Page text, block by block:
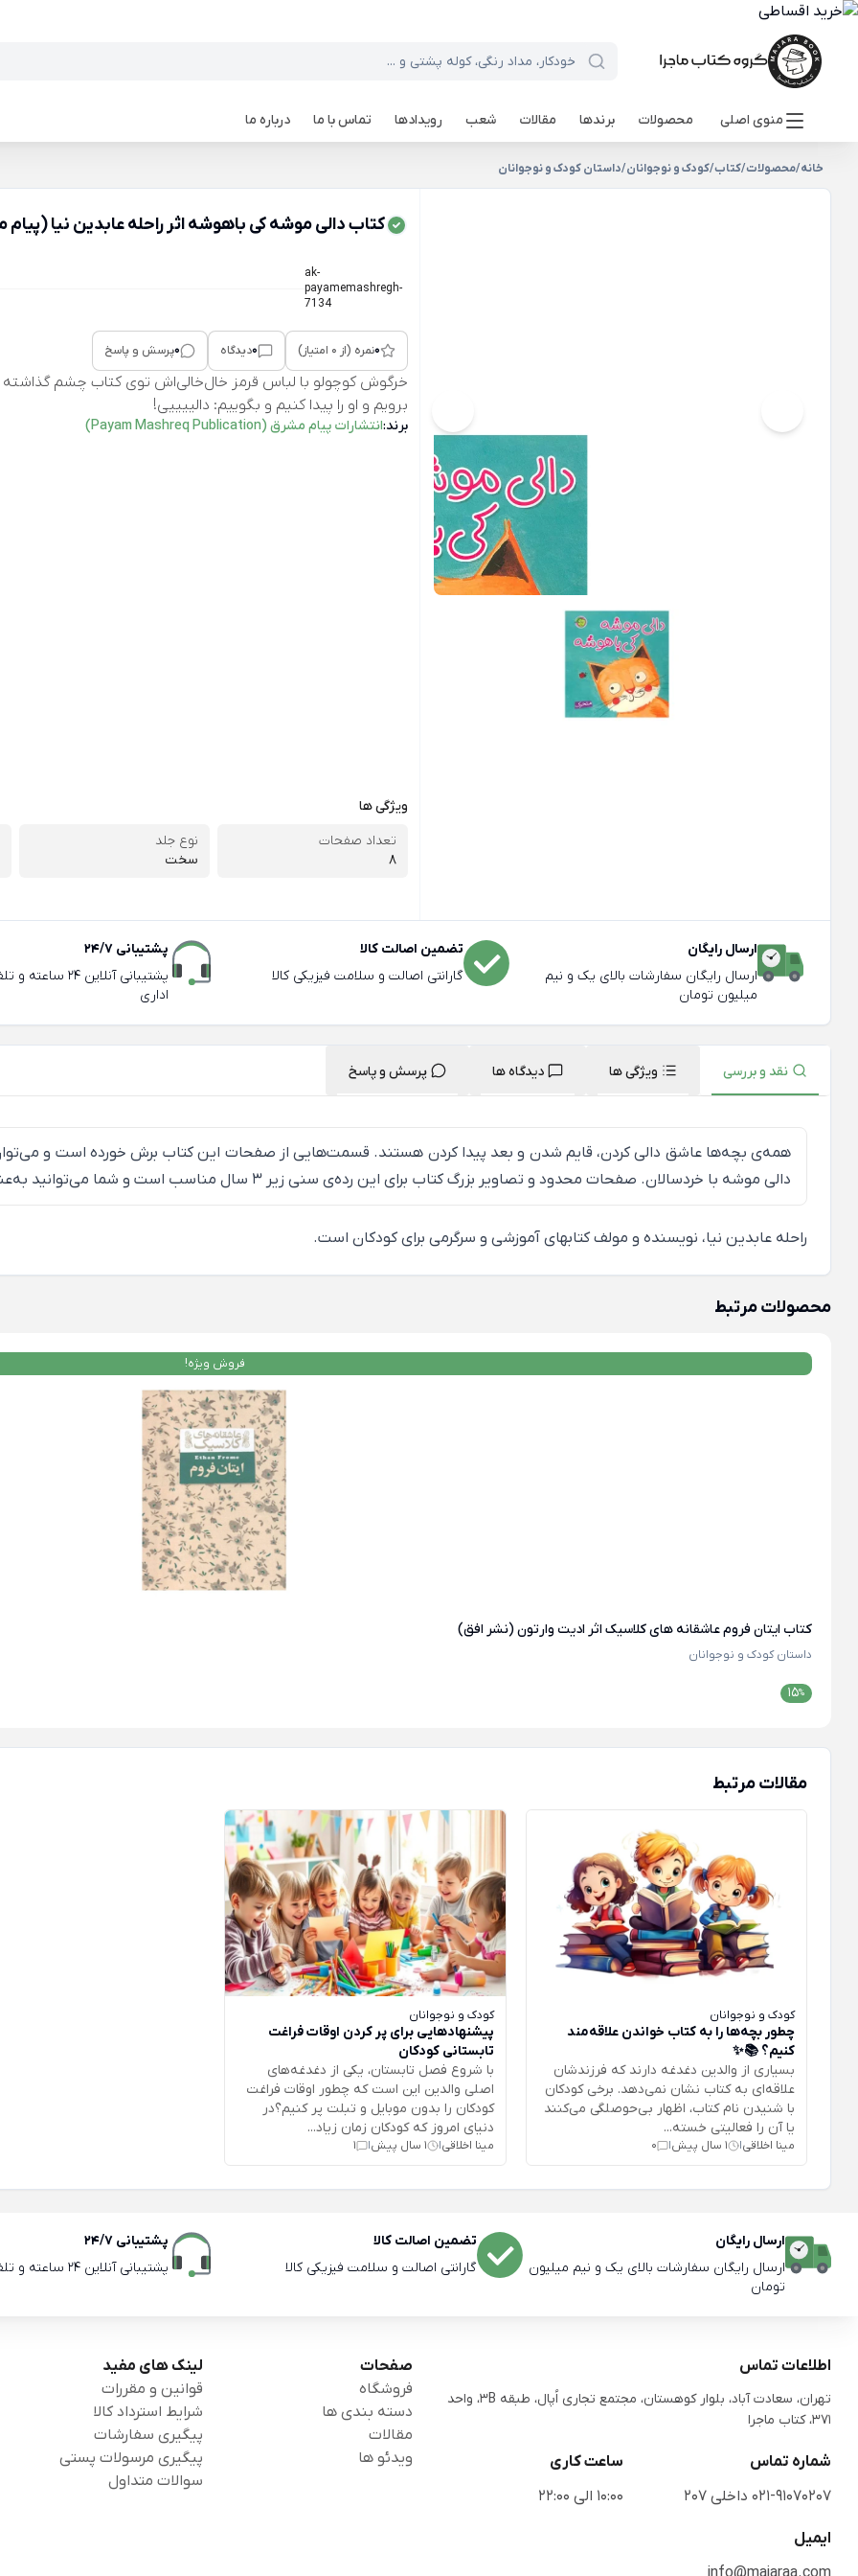
منوی اصلی محصولات برندها مقالات شعب رویدادها تماس با ما درباره ما
خانه/محصولات/کتاب/کودک و نوجوانان/داستان کودک و نوجوانان
کتاب دالی موشه کی باهوشه اثر راحله عابدین نیا
ak-
payamemashregh-
7134
0نمره (از 0 امتیاز) 0دیدگاه 0پرسش و پاسخ
خرگوش کوچولو با لباس قرمز خال‌خالی‌اش توی کتاب چشم گذاشته
برویم و او را پیدا کنیم و بگوییم: دالییییی!
برند:انتشارات پیام مشرق (Payam Mashreq Publication)
ویژگی ها
تعداد صفحات
8
نوع جلد
سخت
ارسال رایگان
ارسال رایگان سفارشات بالای یک و نیم
میلیون تومان
تضمین اصالت کالا
گارانتی اصالت و سلامت فیزیکی کالا
پشتیبانی 24/7
پشتیبانی آنلاین
اداری
نقد و بررسی ویژگی ها دیدگاه ها پرسش و پاسخ
همه‌ی بچه‌ها عاشق دالی کردن، قایم شدن و بعد پیدا کردن هستند. قسمت‌هایی از صفحات این کتاب برش خورده است و می‌توان
دالی موشه با خردسالان. صفحات محدود و تصاویر بزرگ کتاب برای این رده‌ی سنی زیر ۳ سال مناسب است و شما می‌توانید به‌عنوان ابزاری برای سرگرمی از این کتاب بهره ببرید.
راحله عابدین نیا، نویسنده و مولف کتابهای آموزشی و سرگرمی برای کودکان است.
محصولات مرتبط
فروش ویژه!
کتاب ایتان فروم عاشقانه های کلاسیک اثر ادیت وارتون (نشر افق)
داستان کودک و نوجوانان
%
15
مقالات مرتبط
کودک و نوجوانان
چطور بچه‌ها را به کتاب خواندن علاقه‌مند
کنیم؟ 📚✨
بسیاری از والدین دغدغه دارند که فرزندشان
علاقه‌ای به کتاب نشان نمی‌دهد. برخی کودکان
با شنیدن نام کتاب، اظهار بی‌حوصلگی می‌کنند
یا آن را فعالیتی خسته‌...
مینا اخلاقی| 1 سال پیش |
0
کودک و نوجوانان
پیشنهادهایی برای پر کردن اوقات فراغت
تابستانی کودکان
با شروع فصل تابستان، یکی از دغدغه‌های
اصلی والدین این است که چطور اوقات فراغت
کودکان را بدون موبایل و تبلت پر کنیم؟در
دنیای امروز که کودکان زمان زیاد...
مینا اخلاقی| 1 سال پیش |
1
ارسال رایگان
ارسال رایگان سفارشات بالای یک و نیم میلیون
تومان
تضمین اصالت کالا
گارانتی اصالت و سلامت فیزیکی کالا
پشتیبانی 24/7
پشتیبانی آنلاین 24 ساعته و تلفنی ساعات اداری
اطلاعات تماس
تهران، سعادت آباد، بلوار کوهستان، مجتمع تجاری اُپال، طبقه 3B، واحد
371، کتاب ماجرا
شماره تماس
021-91070207 داخلی 207
ساعت کاری
10:00 الی 22:00
ایمیل
صفحات
فروشگاه
دسته بندی ها
مقالات
ویدئو ها
لینک های مفید
قوانین و مقررات
شرایط استرداد کالا
پیگیری سفارشات
پیگیری مرسولات پستی
سوالات متداول